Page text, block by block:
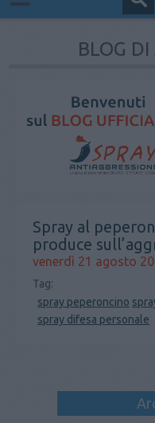
BLOG
Spray al
produce
venerdì 21 agosto
Tag:
spray peperoncino
spray difesa personale